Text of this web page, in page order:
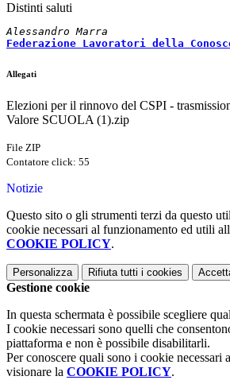
Distinti saluti
Alessandro Marra
Federazione Lavoratori della
Allegati
Elezioni per il rinnovo del CSPI -
Valore SCUOLA (1).zip
File ZIP
Contatore click: 55
Notizie
Questo sito o gli strumenti terzi da questo
cookie necessari al funzionamento ed utili
COOKIE POLICY.
Personalizza Rifiuta tutti i cookies
Gestione cookie
In questa schermata è possibile scegliere
I cookie necessari sono quelli che
piattaforma e non è possibile disabilitarli.
Per conoscere quali sono i cookie necessari
visionare la COOKIE POLICY.